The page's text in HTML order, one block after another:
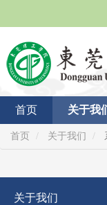
首页 关于我
首页 关于我们
关于我们